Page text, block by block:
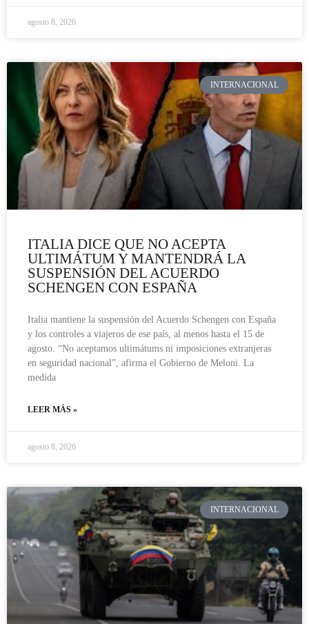
agosto 8, 2026
INTERNACIONAL
ITALIA DICE QUE NO ACEPTA
ULTIMÁTUM Y MANTENDRÁ LA
SUSPENSIÓN DEL ACUERDO
SCHENGEN CON ESPAÑA
Italia mantiene la suspensión del Acuerdo Schengen con España
y los controles a viajeros de ese país, al menos hasta el 15 de
agosto. “No aceptamos ultimátums ni imposiciones extranjeras
en seguridad nacional”, afirma el Gobierno de Meloni. La
medida
LEER MÁS »
agosto 8, 2026
INTERNACIONAL